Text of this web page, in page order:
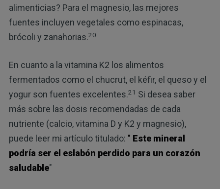
alimenticias? Para el magnesio, las mejores
fuentes incluyen vegetales como espinacas,
brócoli y zanahorias.20
En cuanto a la vitamina K2 los alimentos
fermentados como el chucrut, el kéfir, el queso y el
yogur son fuentes excelentes.21 Si desea saber
más sobre las dosis recomendadas de cada
nutriente (calcio, vitamina D y K2 y magnesio),
puede leer mi artículo titulado: " Este mineral
podría ser el eslabón perdido para un corazón
saludable"